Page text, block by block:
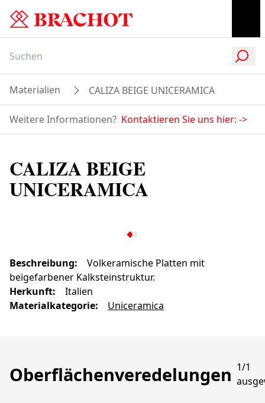
Materialien CALIZA BEIGE UNICERAMICA
Weitere Informationen? Kontaktieren Sie uns hier: ->
CALIZA BEIGE
UNICERAMICA
Beschreibung:
Volkeramische Platten mit
beigefarbener Kalksteinstruktur.
Herkunft:
Italien
Materialkategorie: Uniceramica
Oberflächenveredelungen 1/1